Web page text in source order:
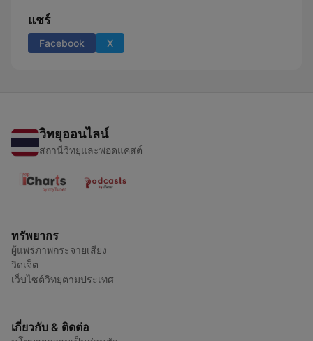
แชร์
Facebook X
วิทยุออนไลน์
สถานีวิทยุและพอดแคสต์
ทรัพยากร
ผู้แพร่ภาพกระจายเสียง
วิดเจ็ต
เว็บไซต์วิทยุตามประเทศ
เกี่ยวกับ & ติดต่อ